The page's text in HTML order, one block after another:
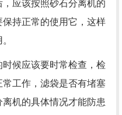
应该按照砂石分离机的
持正常的使用它，这样
候应该要时常检查，检
工作，滤袋是否有堵塞
机的具体情况才能防患